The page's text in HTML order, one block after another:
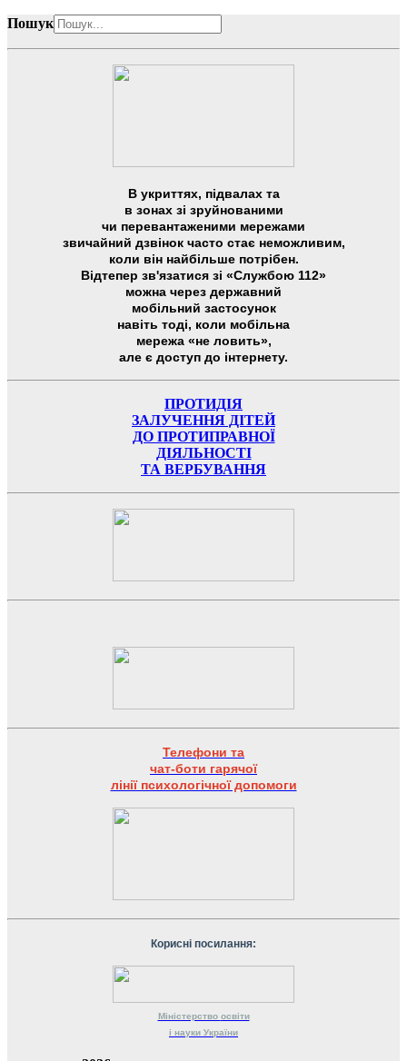
Пошук
В укриттях, підвалах та
в зонах зі зруйнованими
чи перевантаженими мережами
звичайний дзвінок часто стає неможливим,
коли він найбільше потрібен.
Відтепер зв'язатися зі «Службою 112»
можна через державний
мобільний застосунок
навіть тоді, коли мобільна
мережа «не ловить»,
але є доступ до інтернету.
ПРОТИДІЯ
ЗАЛУЧЕННЯ ДІТЕЙ
ДО ПРОТИПРАВНОЇ
ДІЯЛЬНОСТІ
ТА ВЕРБУВАННЯ
Телефони та
чат-боти гарячої
лінії психологічної допомоги
Корисні посилання:
Міністерство освіти
і науки України